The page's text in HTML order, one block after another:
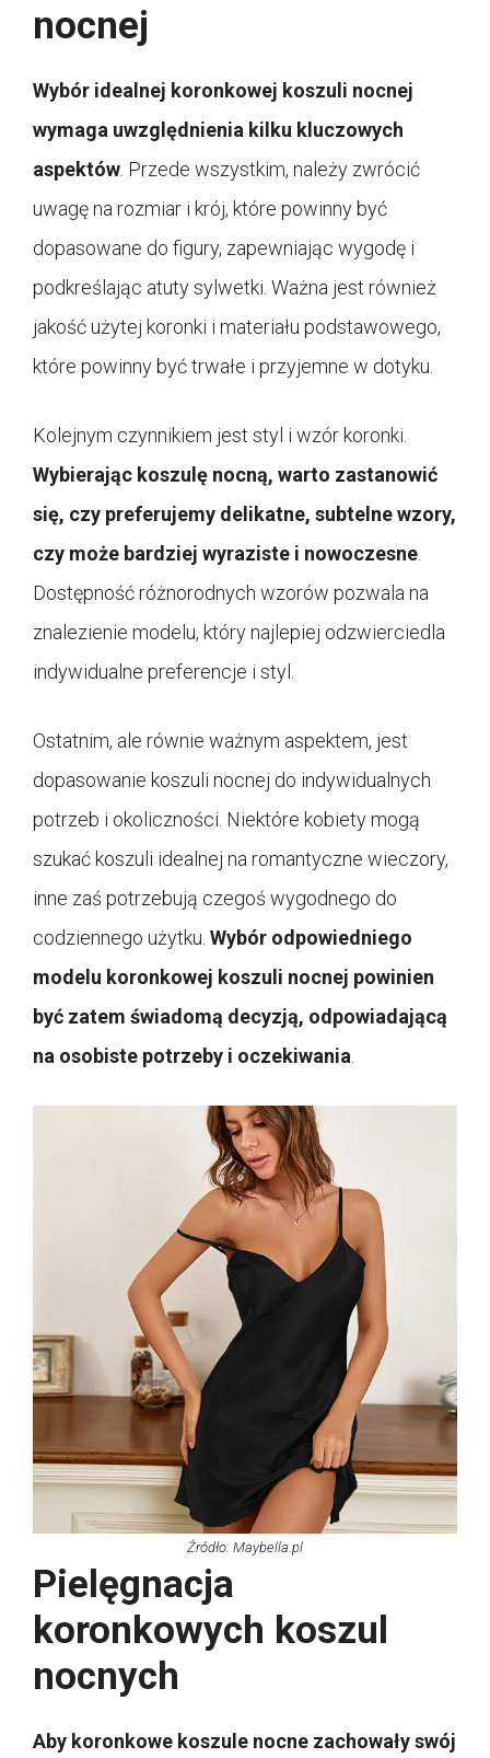
nocnej
Wybór idealnej koronkowej koszuli nocnej
wymaga uwzględnienia kilku kluczowych
aspektów. Przede wszystkim, należy zwrócić
uwagę na rozmiar i krój, które powinny być
dopasowane do figury, zapewniając wygodę i
podkreślając atuty sylwetki. Ważna jest również
jakość użytej koronki i materiału podstawowego,
które powinny być trwałe i przyjemne w dotyku.
Kolejnym czynnikiem jest styl i wzór koronki.
Wybierając koszulę nocną, warto zastanowić
się, czy preferujemy delikatne, subtelne wzory,
czy może bardziej wyraziste i nowoczesne.
Dostępność różnorodnych wzorów pozwala na
znalezienie modelu, który najlepiej odzwierciedla
indywidualne preferencje i styl.
Ostatnim, ale równie ważnym aspektem, jest
dopasowanie koszuli nocnej do indywidualnych
potrzeb i okoliczności. Niektóre kobiety mogą
szukać koszuli idealnej na romantyczne wieczory,
inne zaś potrzebują czegoś wygodnego do
codziennego użytku. Wybór odpowiedniego
modelu koronkowej koszuli nocnej powinien
być zatem świadomą decyzją, odpowiadającą
na osobiste potrzeby i oczekiwania.
Źródło: Maybella.pl
Pielęgnacja
koronkowych koszul
nocnych
Aby koronkowe koszule nocne zachowały swój